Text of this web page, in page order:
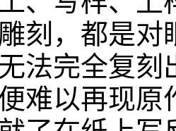
刻，都是对
法完全复
难以再现